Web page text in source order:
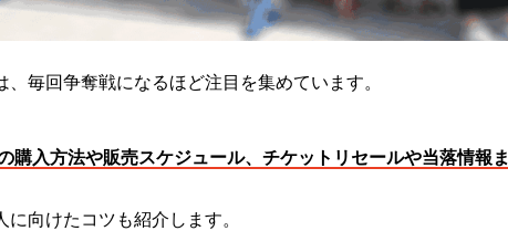
、毎回争奪戦になるほど注目を集めています。
購入方法や販売スケジュール、チケットリセールや当落情報ま
向けたコツも紹介します。